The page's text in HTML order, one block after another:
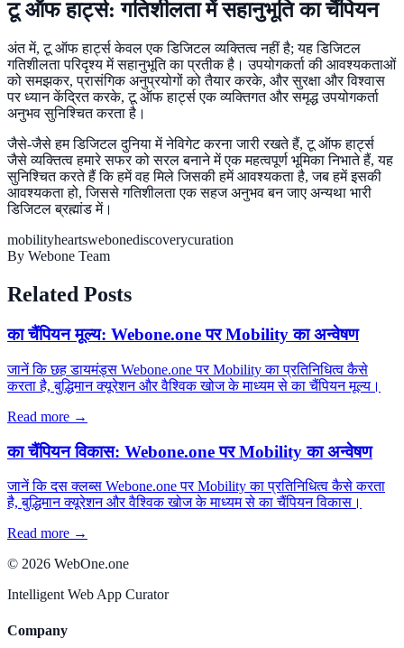
टू ऑफ हार्ट्स: गतिशीलता में सहानुभूति का चैंपियन
अंत में, टू ऑफ हार्ट्स केवल एक डिजिटल व्यक्तित्व नहीं है; यह डिजिटल
गतिशीलता परिदृश्य में सहानुभूति का प्रतीक है। उपयोगकर्ता की आवश्यकताओं
को समझकर, प्रासंगिक अनुप्रयोगों को तैयार करके, और सुरक्षा और विश्वास
पर ध्यान केंद्रित करके, टू ऑफ हार्ट्स एक व्यक्तिगत और समृद्ध उपयोगकर्ता
अनुभव सुनिश्चित करता है।
जैसे-जैसे हम डिजिटल दुनिया में नेविगेट करना जारी रखते हैं, टू ऑफ हार्ट्स
जैसे व्यक्तित्व हमारे सफर को सरल बनाने में एक महत्वपूर्ण भूमिका निभाते हैं, यह
सुनिश्चित करते हैं कि हमें वह मिले जिसकी हमें आवश्यकता है, जब हमें इसकी
आवश्यकता हो, जिससे गतिशीलता एक सहज अनुभव बन जाए अन्यथा भारी
डिजिटल ब्रह्मांड में।
mobilityheartswebonediscoverycuration
By Webone Team
Related Posts
का चैंपियन मूल्य: Webone.one पर Mobility का अन्वेषण
जानें कि छह डायमंड्स Webone.one पर Mobility का प्रतिनिधित्व कैसे
करता है, बुद्धिमान क्यूरेशन और वैश्विक खोज के माध्यम से का चैंपियन मूल्य।
Read more →
का चैंपियन विकास: Webone.one पर Mobility का अन्वेषण
जानें कि दस क्लब्स Webone.one पर Mobility का प्रतिनिधित्व कैसे करता
है, बुद्धिमान क्यूरेशन और वैश्विक खोज के माध्यम से का चैंपियन विकास।
Read more →
© 2026 WebOne.one
Intelligent Web App Curator
Company